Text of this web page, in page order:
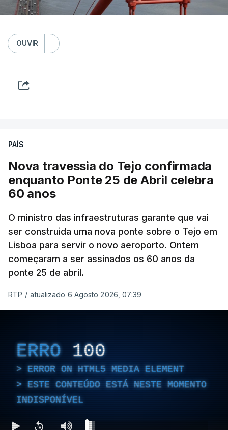
OUVIR
PAÍS
Nova travessia do Tejo confirmada
enquanto Ponte 25 de Abril celebra
60 anos
O ministro das infraestruturas garante que vai
ser construida uma nova ponte sobre o Tejo em
Lisboa para servir o novo aeroporto. Ontem
começaram a ser assinados os 60 anos da
ponte 25 de abril.
RTP / atualizado 6 Agosto 2026, 07:39
ERRO 100
ERROR ON HTML5 MEDIA ELEMENT
ESTE CONTEÚDO ESTÁ NESTE MOMENTO
INDISPONÍVEL